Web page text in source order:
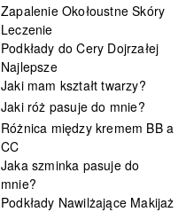
Zapalenie Okołoustne Skóry
Leczenie
Podkłady do Cery Dojrzałej
Najlepsze
Jaki mam kształt twarzy?
Jaki róż pasuje do mnie?
Różnica między kremem BB a
CC
Jaka szminka pasuje do
mnie?
Podkłady Nawilżające Makijaż